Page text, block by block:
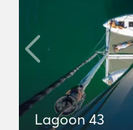
Lagoon 43